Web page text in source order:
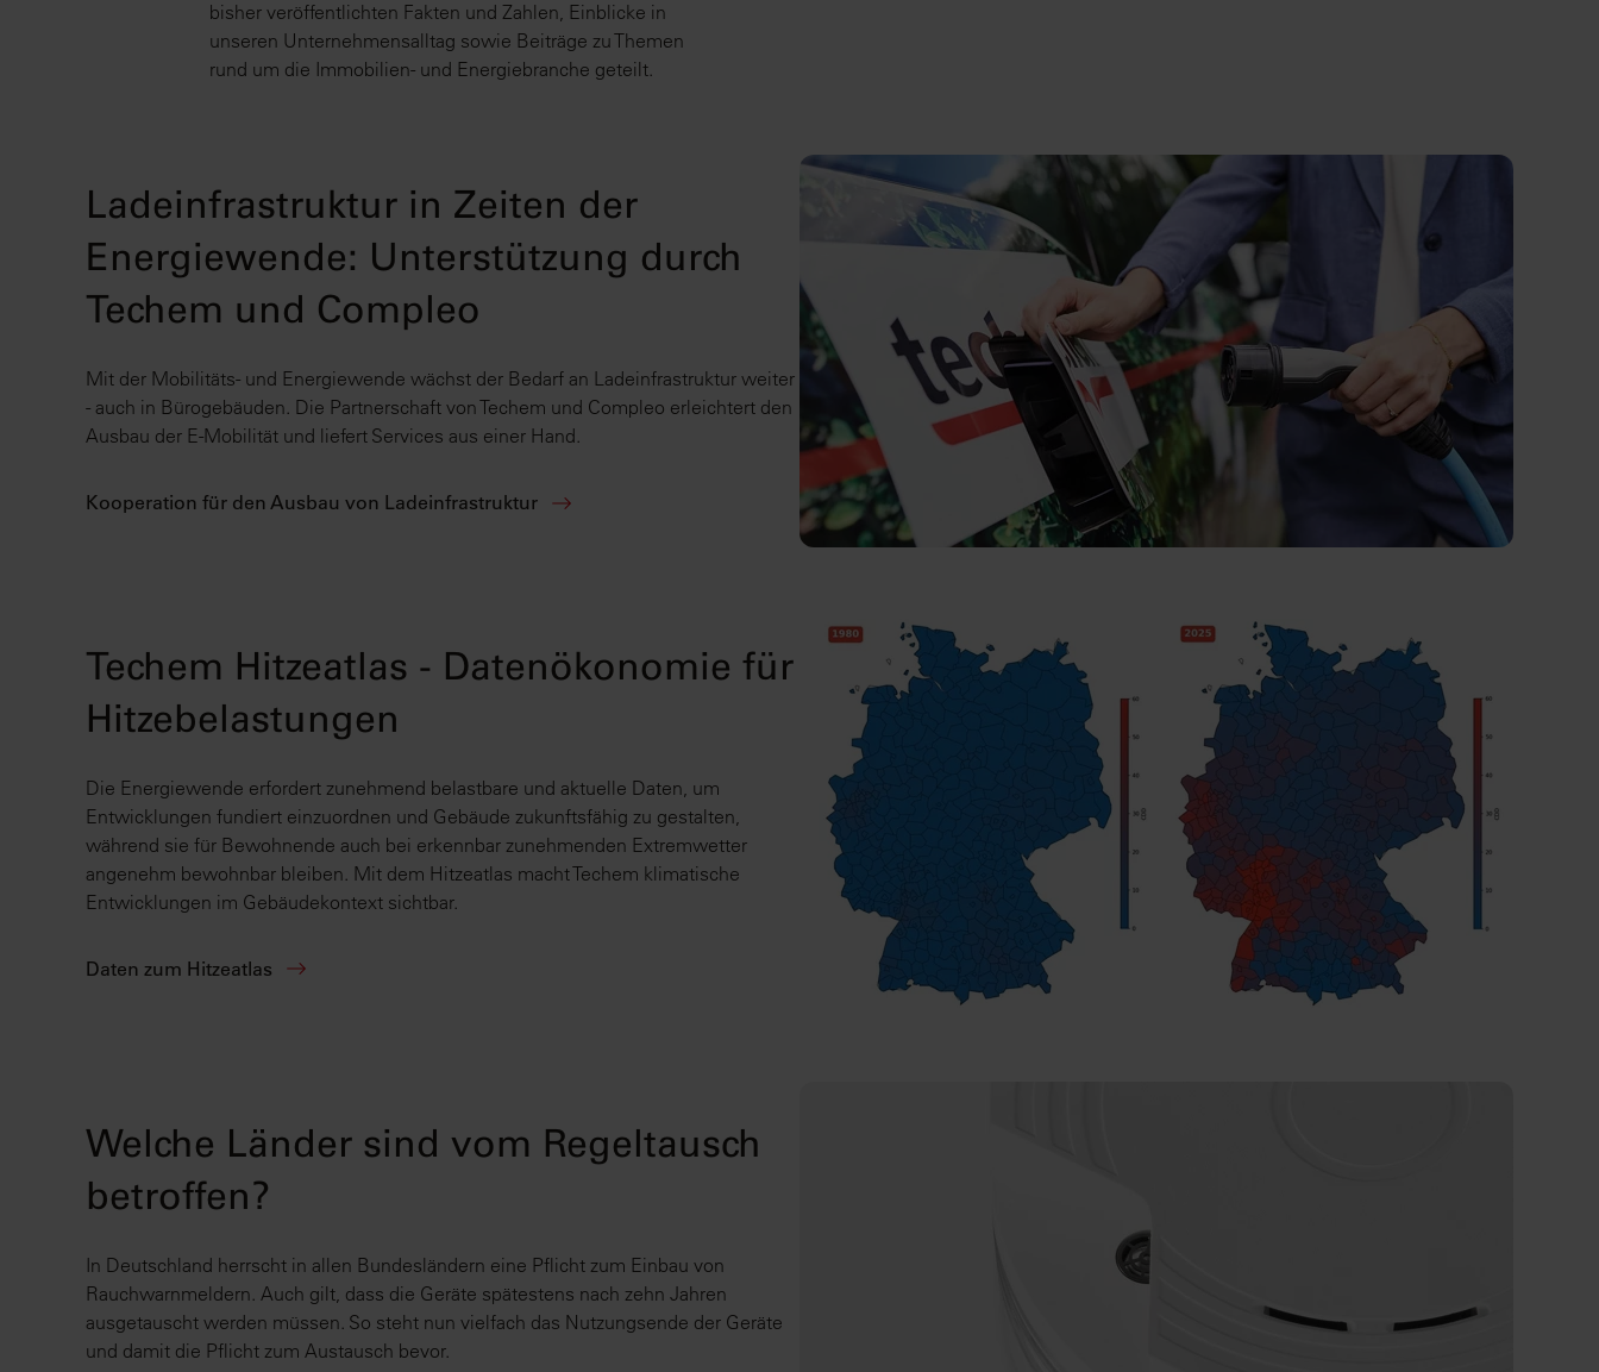
bisher veröffentlichten Fakten und Zahlen, Einblicke in
unseren Unternehmensalltag sowie Beiträge zu Themen
rund um die Immobilien- und Energiebranche geteilt.
Ladeinfrastruktur in Zeiten der
Energiewende: Unterstützung durch
Techem und Compleo
Mit der Mobilitäts- und Energiewende wächst der Bedarf an Ladeinfrastruktur weiter
- auch in Bürogebäuden. Die Partnerschaft von Techem und Compleo erleichtert den
Ausbau der E-Mobilität und liefert Services aus einer Hand.
Kooperation für den Ausbau von Ladeinfrastruktur
Techem Hitzeatlas - Datenökonomie für
Hitzebelastungen
Die Energiewende erfordert zunehmend belastbare und aktuelle Daten, um
Entwicklungen fundiert einzuordnen und Gebäude zukunftsfähig zu gestalten,
während sie für Bewohnende auch bei erkennbar zunehmenden Extremwetter
angenehm bewohnbar bleiben. Mit dem Hitzeatlas macht Techem klimatische
Entwicklungen im Gebäudekontext sichtbar.
Daten zum Hitzeatlas
Welche Länder sind vom Regeltausch
betroffen?
In Deutschland herrscht in allen Bundesländern eine Pflicht zum Einbau von
Rauchwarnmeldern. Auch gilt, dass die Geräte spätestens nach zehn Jahren
ausgetauscht werden müssen. So steht nun vielfach das Nutzungsende der Geräte
und damit die Pflicht zum Austausch bevor.